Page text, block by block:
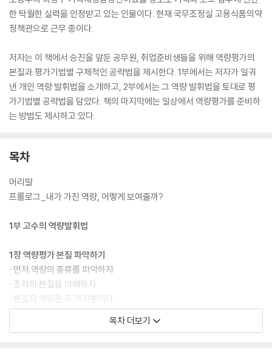
한 탁월한 실력을 인정받고 있는 인물이다. 현재 국무조정실 고용식품의약
정책관으로 근무 중이다.
저자는 이 책에서 승진을 앞둔 공무원, 취업준비생들을 위해 역량평가의
본질과 평가기법별 구체적인 공략법을 제시한다. 1부에서는 저자가 일궈
낸 개인 역량 발휘법을 소개하고, 2부에서는 그 역량 발휘법을 토대로 평
가기법별 공략법을 담았다. 책의 마지막에는 일상에서 역량평가를 준비하
는 방법도 제시하고 있다.
목차
머리말
프롤로그_내가 가진 역량, 어떻게 보여줄까?
1부 고수의 역량발휘법
1장 역량평가 본질 파악하기
· 먼저 역량의 종류를 파악하자
· 조직의 본질을 이해하자
· 본질적 역량은 두 가지뿐이다
· 평가기법별로 본질을 파악하자
목차 더보기